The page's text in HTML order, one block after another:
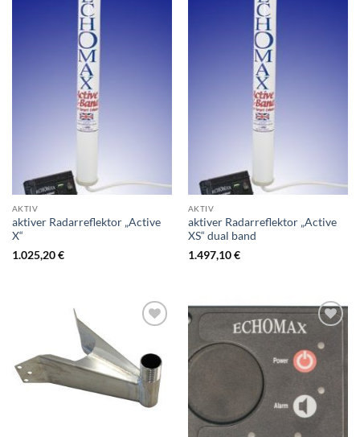
AKTIV
aktiver Radarreflektor „Active
X“
1.025,20€
AKTIV
aktiver Radarreflektor „Active
XS“ dual band
1.497,10€
Wunschliste
hinzufügen
Zur
Wunschliste
hinzufügen